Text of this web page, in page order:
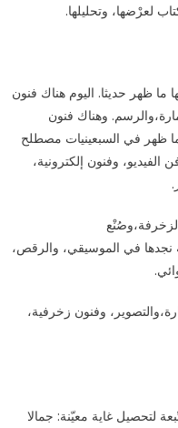
لعرْضها، وتحليلها.
ما ظهر حديثا. اليوم هناك فنون
وهناك فنون
ظهر في السبعينيات مصطلح
وفنون إلكترونية،
نجدها في الموسيقي، والرقص،
وفنون زخرفية،
لتحصيل غاية معيّنة: جمالا